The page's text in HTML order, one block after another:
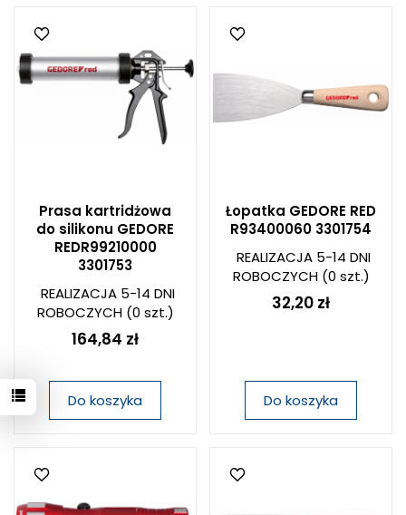
Prasa kartridżowa
do silikonu GEDORE
REDR99210000
3301753
REALIZACJA 5-14 DNI
ROBOCZYCH(0 szt.)
164,84 zł
Do koszyka
Łopatka GEDORE RED
R93400060 3301754
REALIZACJA 5-14 DNI
ROBOCZYCH(0 szt.)
32,20 zł
Do koszyka